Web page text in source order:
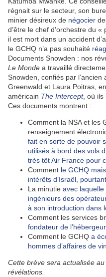
régnait sur le secteur, son
minier désireux de négocier
d’être le chef d’orchestre du
il est mort dans un accident
le GCHQ n’a pas souhaité
Documents Snowden : nos
Le Monde a travaillé
Snowden, confiés par l’ancien
Greenwald et Laura Poitras,
américain The Intercept, où ils
Ces documents montrent :
Comment la NSA et les
renseignement
fait en sorte de pouvoir
utilisés à bord des vols
très tôt Air France pour
Comment le GCHQ
intérêts d’Israël,
La minutie avec
ingénieurs des
à son introduction dans
Comment les services
fondateur de
Comment le GCHQ a
hommes d’affaires de
Cette brève sera actualisée
révélations.